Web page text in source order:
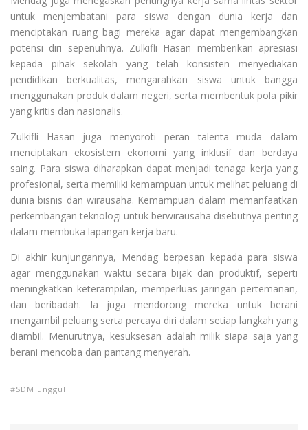
untuk menjembatani para siswa dengan dunia kerja dan
menciptakan ruang bagi mereka agar dapat mengembangkan
potensi diri sepenuhnya. Zulkifli Hasan memberikan apresiasi
kepada pihak sekolah yang telah konsisten menyediakan
pendidikan berkualitas, mengarahkan siswa untuk bangga
menggunakan produk dalam negeri, serta membentuk pola pikir
yang kritis dan nasionalis.
Zulkifli Hasan juga menyoroti peran talenta muda dalam
menciptakan ekosistem ekonomi yang inklusif dan berdaya
saing. Para siswa diharapkan dapat menjadi tenaga kerja yang
profesional, serta memiliki kemampuan untuk melihat peluang di
dunia bisnis dan wirausaha. Kemampuan dalam memanfaatkan
perkembangan teknologi untuk berwirausaha disebutnya penting
dalam membuka lapangan kerja baru.
Di akhir kunjungannya, Mendag berpesan kepada para siswa
agar menggunakan waktu secara bijak dan produktif, seperti
meningkatkan keterampilan, memperluas jaringan pertemanan,
dan beribadah. Ia juga mendorong mereka untuk berani
mengambil peluang serta percaya diri dalam setiap langkah yang
diambil. Menurutnya, kesuksesan adalah milik siapa saja yang
berani mencoba dan pantang menyerah.
SDM unggul